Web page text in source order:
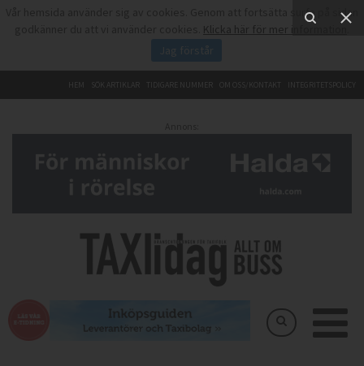
HEM SÖK ARTIKLAR TIDIGARE NUMMER OM OSS/KONTAKT INTEGRITETSPOLICY
Vår hemsida använder sig av cookies. Genom att fortsätta surfa på sidan
Klicka här för mer information
Jag förstår